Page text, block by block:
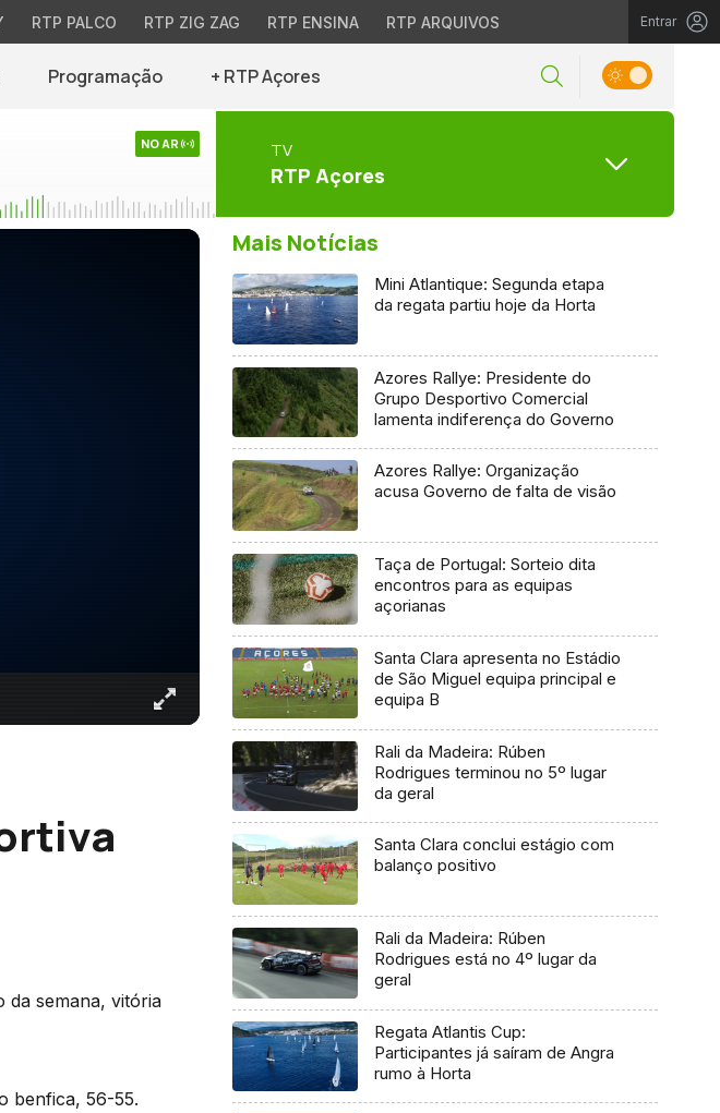
RTP PALCO RTP ZIG ZAG RTP ENSINA RTP ARQUIVOS Entrar
Programação + RTP Açores
NO AR TV
RTP Açores
da semana, vitória
benfica, 56-55.
Mais Notícias
Mini Atlantique: Segunda etapa
da regata partiu hoje da Horta
Azores Rallye: Presidente do
Grupo Desportivo Comercial
lamenta indiferença do Governo
Azores Rallye: Organização
acusa Governo de falta de visão
Taça de Portugal: Sorteio dita
encontros para as equipas
açorianas
Santa Clara apresenta no Estádio
de São Miguel equipa principal e
equipa B
Rali da Madeira: Rúben
Rodrigues terminou no 5º lugar
da geral
Santa Clara conclui estágio com
balanço positivo
Rali da Madeira: Rúben
Rodrigues está no 4º lugar da
geral
Regata Atlantis Cup:
Participantes já saíram de Angra
rumo à Horta